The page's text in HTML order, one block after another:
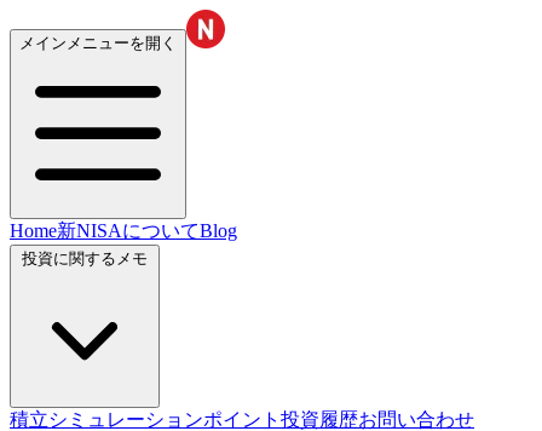
メインメニューを開く
Home新NISAについてBlog
積立シミュレーションポイント投資履歴お問い合わせ